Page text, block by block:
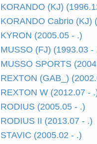
KORANDO (KJ)
KORANDO Cabrio (KJ)
KYRON (2005.05 - .)
MUSSO (FJ) (1993.03 -
MUSSO SPORTS
REXTON (GAB_)
REXTON W (2012.07 -
RODIUS (2005.05 - .)
RODIUS II (2013.07 - .)
STAVIC (2005.02 - .)